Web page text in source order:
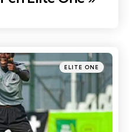
Posté
dans
ELITE ONE